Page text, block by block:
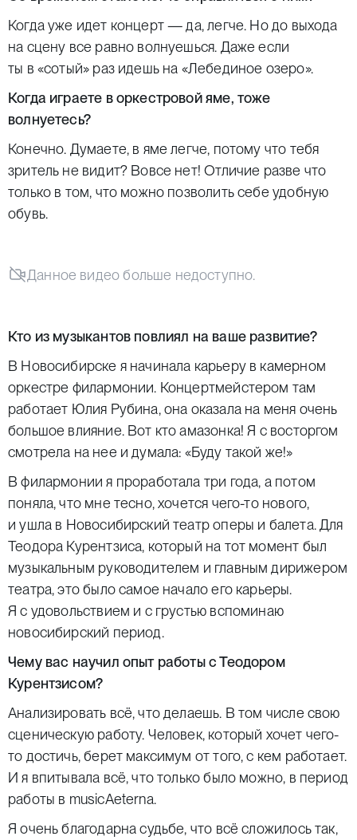
Когда уже идет концерт — да, легче. Но до выхода
на сцену все равно волнуешься. Даже если
ты в «сотый» раз идешь на «Лебединое озеро».
Когда играете в оркестровой яме, тоже
волнуетесь?
Конечно. Думаете, в яме легче, потому что тебя
зритель не видит? Вовсе нет! Отличие разве что
только в том, что можно позволить себе удобную
обувь.
Данное видео больше недоступно.
Кто из музыкантов повлиял на ваше развитие?
В Новосибирске я начинала карьеру в камерном
оркестре филармонии. Концертмейстером там
работает Юлия Рубина, она оказала на меня очень
большое влияние. Вот кто амазонка! Я с восторгом
смотрела на нее и думала: «Буду такой же!»
В филармонии я проработала три года, а потом
поняла, что мне тесно, хочется чего-то нового,
и ушла в Новосибирский театр оперы и балета. Для
Теодора Курентзиса, который на тот момент был
музыкальным руководителем и главным дирижером
театра, это было самое начало его карьеры.
Я с удовольствием и с грустью вспоминаю
новосибирский период.
Чему вас научил опыт работы с Теодором
Курентзисом?
Анализировать всё, что делаешь. В том числе свою
сценическую работу. Человек, который хочет чего-
то достичь, берет максимум от того, с кем работает.
И я впитывала всё, что только было можно, в период
работы в musicAeterna.
Я очень благодарна судьбе, что всё сложилось так,